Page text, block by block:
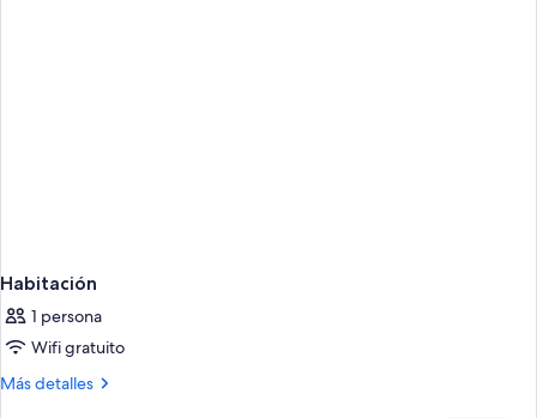
Habitación
1 persona
Wifi gratuito
Más detalles
Más